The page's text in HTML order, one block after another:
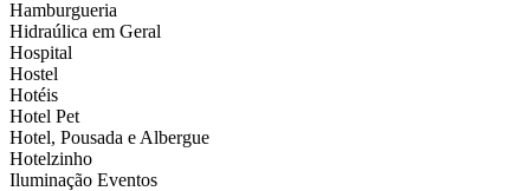
Hamburgueria
Hidraúlica em Geral
Hospital
Hostel
Hotéis
Hotel Pet
Hotel, Pousada e Albergue
Hotelzinho
Iluminação Eventos